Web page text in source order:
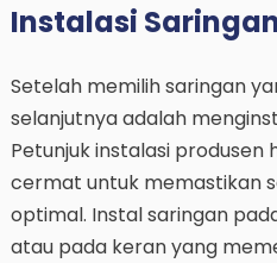
Instalasi
Setelah memilih saringan
selanjutnya adalah
Petunjuk instalasi produsen
cermat untuk memastikan
optimal. Instal saringan
atau pada keran yang